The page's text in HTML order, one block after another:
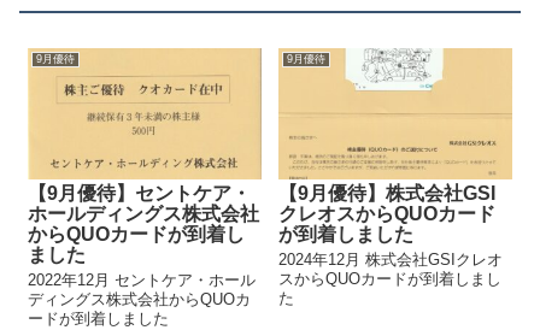
9月優待
【9月優待】セントケア・
ホールディングス株式会社
からQUOカードが到着し
ました
2022年12月 セントケア・ホール
ディングス株式会社からQUOカ
ードが到着しました
9月優待
【9月優待】株式会社GSI
クレオスからQUOカード
が到着しました
2024年12月 株式会社GSIクレオ
スからQUOカードが到着しまし
た